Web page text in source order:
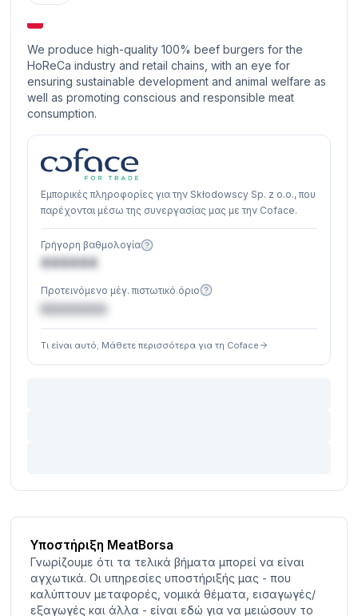
We produce high-quality 100% beef burgers for the
HoReCa industry and retail chains, with an eye for
ensuring sustainable development and animal welfare as
well as promoting conscious and responsible meat
consumption.
Εμπορικές πληροφορίες για την Skłodowscy Sp. z o.o., που
παρέχονται μέσω της συνεργασίας μας με την Coface.
Γρήγορη βαθμολογία
XXXXXX
Προτεινόμενο μέγ. πιστωτικό όριο
Τι είναι αυτό; Μάθετε περισσότερα για τη Coface
Υποστήριξη MeatBorsa
Γνωρίζουμε ότι τα τελικά βήματα μπορεί να είναι
αγχωτικά. Οι υπηρεσίες υποστήριξής μας - που
καλύπτουν μεταφορές, νομικά θέματα, εισαγωγές/
εξαγωγές και άλλα - είναι εδώ για να μειώσουν το